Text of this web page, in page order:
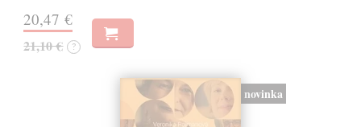
20,47 €
21,10 € ?
novinka